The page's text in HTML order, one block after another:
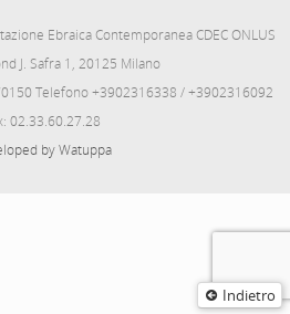
Indietro
Ebraica Contemporanea CDEC ONLUS
J. Safra 1, 20125 Milano
Telefono +3902316338 / +3902316092
02.33.60.27.28
by Watuppa